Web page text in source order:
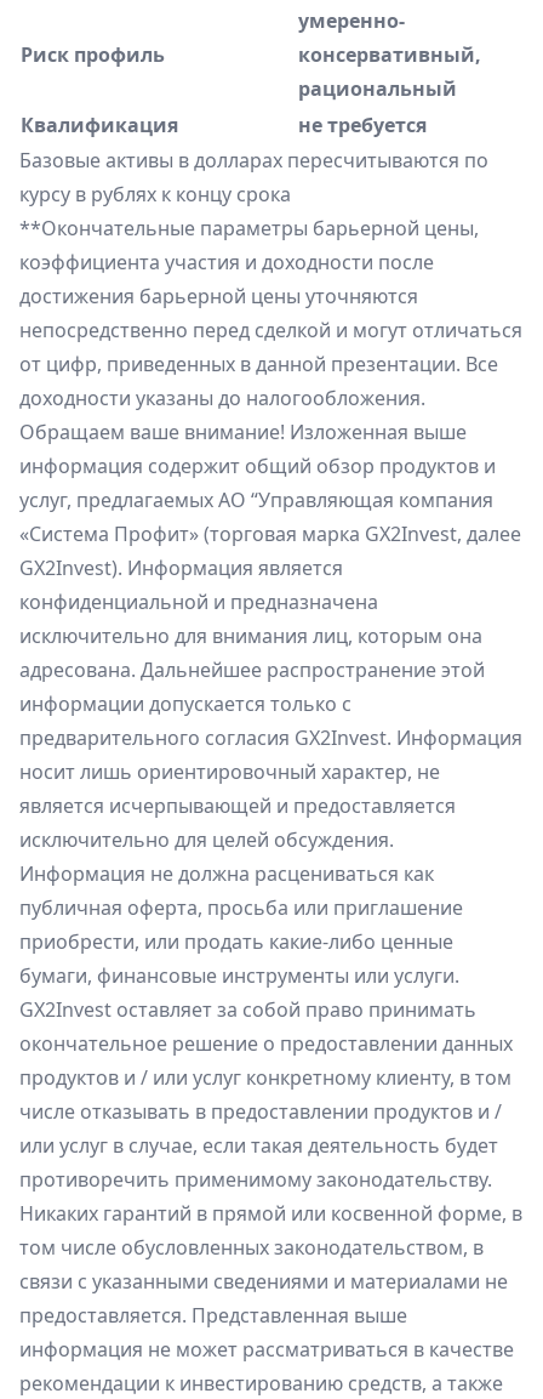
Риск профиль
умеренно-
консервативный,
рациональный
Квалификация
не требуется
Базовые активы в долларах пересчитываются по
курсу в рублях к концу срока
**Окончательные параметры барьерной цены,
коэффициента участия и доходности после
достижения барьерной цены уточняются
непосредственно перед сделкой и могут отличаться
от цифр, приведенных в данной презентации. Все
доходности указаны до налогообложения.
Обращаем ваше внимание! Изложенная выше
информация содержит общий обзор продуктов и
услуг, предлагаемых АО “Управляющая компания
«Система Профит» (торговая марка GX2Invest, далее
GX2Invest). Информация является
конфиденциальной и предназначена
исключительно для внимания лиц, которым она
адресована. Дальнейшее распространение этой
информации допускается только с
предварительного согласия GX2Invest. Информация
носит лишь ориентировочный характер, не
является исчерпывающей и предоставляется
исключительно для целей обсуждения.
Информация не должна расцениваться как
публичная оферта, просьба или приглашение
приобрести, или продать какие-либо ценные
бумаги, финансовые инструменты или услуги.
GX2Invest оставляет за собой право принимать
окончательное решение о предоставлении данных
продуктов и / или услуг конкретному клиенту, в том
числе отказывать в предоставлении продуктов и /
или услуг в случае, если такая деятельность будет
противоречить применимому законодательству.
Никаких гарантий в прямой или косвенной форме, в
том числе обусловленных законодательством, в
связи с указанными сведениями и материалами не
предоставляется. Представленная выше
информация не может рассматриваться в качестве
рекомендации к инвестированию средств, а также